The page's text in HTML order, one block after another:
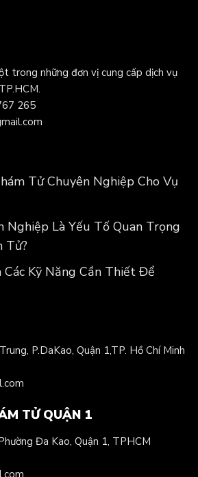
trong những đơn vị cung cấp dịch vụ
265
Tử Chuyên Nghiệp Cho Vụ
Nghiệp Là Yếu Tố Quan Trọng
Tử?
Kỹ Năng Cần Thiết Để
P.DaKao, Quận 1,TP. Hồ Chí Minh
TỬ QUẬN 1
Đa Kao, Quận 1, TPHCM